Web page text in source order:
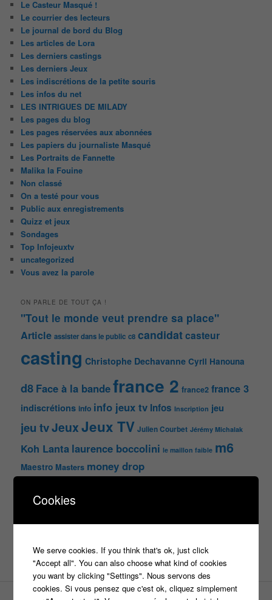
Le Casteur Masqué !
Le courrier des lecteurs
Le journal de bord du Blog
Les articles de Lora
Les derniers castings
Les derniers Jeux
Les indiscrétions de la petite souris
Les infos du net
LES INTRIGUES DE MILADY
Les pages du blog
Les pages réservées aux abonnées
Les papiers du journaliste Masqué
Les Portraits de Fannette
Malika la Fouine
Non classé
On a testé pour vous
Public aux enregistrements
Quizz et jeux
Sondages
Top Infojeuxtv
uncategorized
Vous avez la parole
ON PARLE DE TOUT ÇA !
"Tout le monde veut prendre sa place"
Article assister dans le public c8 candidatcasteur
casting Christophe Dechavanne Cyril Hanouna
d8 Face à la bandefrance 2 france2 france 3
indiscrétions info info jeux tv Infos Inscription jeu
jeu tvJeuxJeux TV Julien Courbet Jérémy Michalak
Koh Lanta laurence boccolini le maillon faible m6
Maestro Masters money drop
tournagetv W9
Cookies
We serve cookies. If you think that's ok, just click
"Accept all". You can also choose what kind of cookies
you want by clicking "Settings". Nous servons des
cookies. Si vous pensez que c'est ok, cliquez simplement